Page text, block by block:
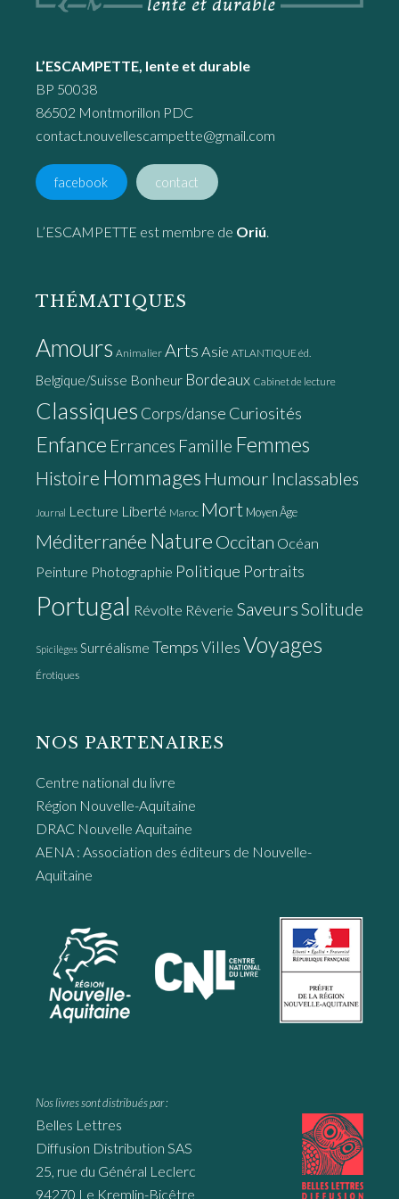
L’ESCAMPETTE, lente et durable
BP 50038
86502 Montmorillon PDC
contact.nouvellescampette@gmail.com
facebook contact
L’ESCAMPETTE est membre de Oriú
THÉMATIQUES
Amours Animalier Arts Asie ATLANTIQUE éd.
Belgique/Suisse Bonheur Bordeaux Cabinet de lecture
Classiques Corps/danse Curiosités
Enfance Errances Famille Femmes
Histoire Hommages Humour Inclassables
Journal Lecture Liberté Maroc Mort Moyen Âge
Méditerranée Nature Occitan Océan
Peinture Photographie Politique Portraits
Portugal Révolte Rêverie Saveurs Solitude
Spicilèges Surréalisme TempsVillesVoyages
Érotiques
NOS PARTENAIRES
Centre national du livre
Région Nouvelle-Aquitaine
DRAC Nouvelle Aquitaine
AENA : Association des éditeurs de Nouvelle-
Aquitaine
Nos livres sont distribués par :
Belles Lettres
Diffusion Distribution SAS
25, rue du Général Leclerc
94270 Le Kremlin-Bicêtre